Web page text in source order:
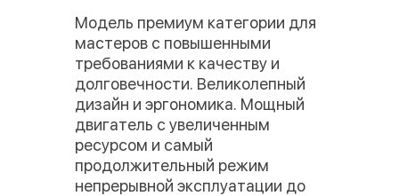
Модель премиум категории для
мастеров с повышенными
требованиями к качеству и
долговечности. Великолепный
дизайн и эргономика. Мощный
двигатель с увеличенным
ресурсом и самый
продолжительный режим
непрерывной эксплуатации до